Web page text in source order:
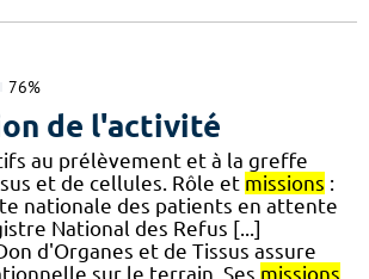
76%
de l'activité
au prélèvement et à la greffe
et de cellules. Rôle et missions :
nationale des patients en attente
National des Refus [...]
d'Organes et de Tissus assure
sur le terrain. Ses missions